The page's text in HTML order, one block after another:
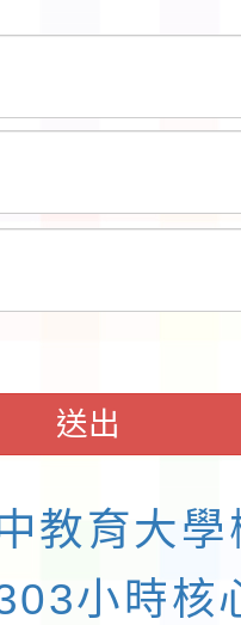
後續甄選)
1份
年度學生
參觀特色
計畫」
送出
教育大
小時核